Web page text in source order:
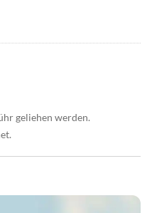
geliehen werden.